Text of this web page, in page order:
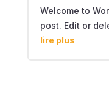
Welcome to
post. Edit or
lire plus